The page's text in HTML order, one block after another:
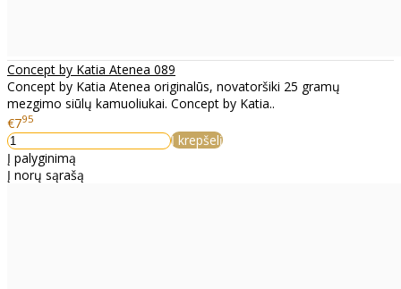
Concept by Katia Atenea 089
Concept by Katia Atenea originalūs, novatoršiki 25 gramų
mezgimo siūlų kamuoliukai. Concept by Katia..
€795
Į krepšelį
Į palyginimą
Į norų sąrašą